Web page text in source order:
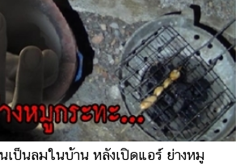
เป็นลมในบ้าน หลังเปิดแอร์ ย่างหมู